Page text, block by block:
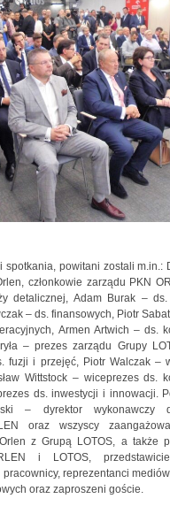
spotkania, powitani zostali m.in.:
członkowie zarządu PKN
detalicznej, Adam Burak –
– ds. finansowych, Piotr
Armen Artwich – ds.
– prezes zarządu Grupy
fuzji i przejęć, Piotr Walczak –
Wittstock – wiceprezes ds.
ds. inwestycji i innowacji.
– dyrektor wykonawczy
oraz wszyscy
z Grupą LOTOS, a także
i LOTOS,
pracownicy, reprezentanci
oraz zaproszeni goście.